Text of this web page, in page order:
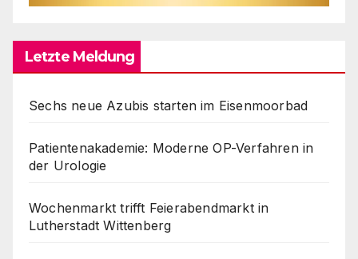
Letzte Meldung
Sechs neue Azubis starten im Eisenmoorbad
Patientenakademie: Moderne OP-Verfahren in
der Urologie
Wochenmarkt trifft Feierabendmarkt in
Lutherstadt Wittenberg